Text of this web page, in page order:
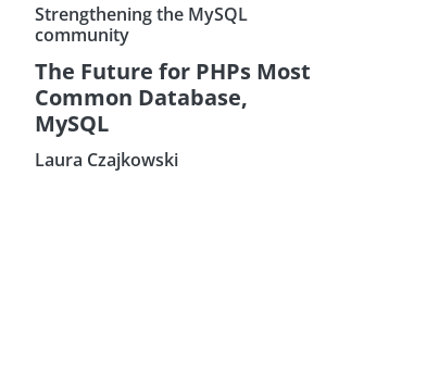
Strengthening the MySQL
community
The Future for PHPs Most
Common Database,
MySQL
Laura Czajkowski